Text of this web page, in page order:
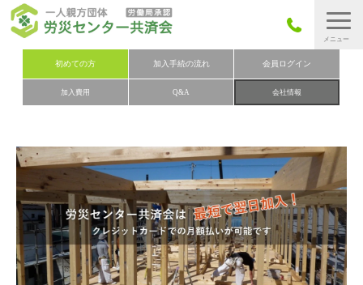
初めての方 加入手続の流れ 会員ログイン
加入費用 Q&A 会社情報
労災保険とは
労災保険の取りまとめ
加入費用
加入申込み
会社概要
お問い合わせ
会員メニュー